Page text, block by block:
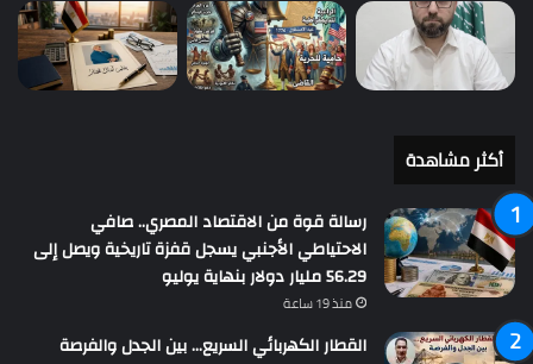
أكثر مشاهدة
رسالة قوة من الاقتصاد المصري.. صافي
الاحتياطي الأجنبي يسجل قفزة تاريخية ويصل إلى
56.29 مليار دولار بنهاية يوليو
منذ 19 ساعة
القطار الكهربائي السريع… بين الجدل والفرصة